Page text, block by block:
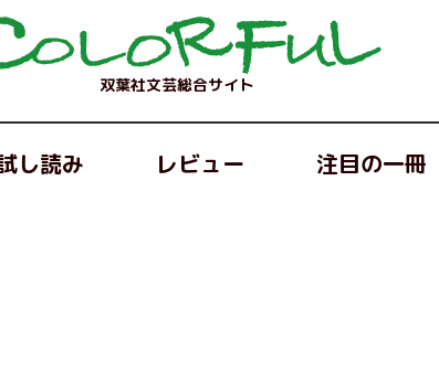
双葉社文芸総合サイト
し読み レビュー 注目の一冊